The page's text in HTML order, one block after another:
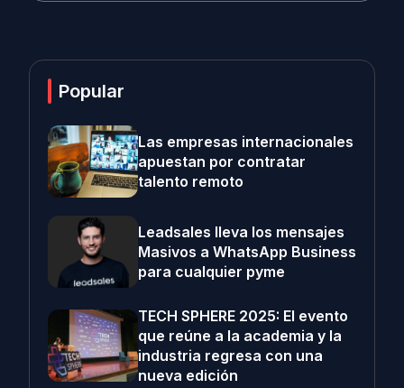
Popular
Las empresas internacionales
apuestan por contratar
talento remoto
Leadsales lleva los mensajes
Masivos a WhatsApp Business
para cualquier pyme
TECH SPHERE 2025: El evento
que reúne a la academia y la
industria regresa con una
nueva edición